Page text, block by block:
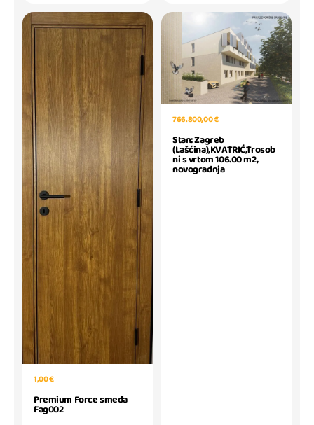
1,00 €
Premium Force smeđa
Fag002
766.800,00 €
Stan: Zagreb
(Lašćina),KVATRIĆ,Trosob
ni s vrtom 106.00 m2,
novogradnja